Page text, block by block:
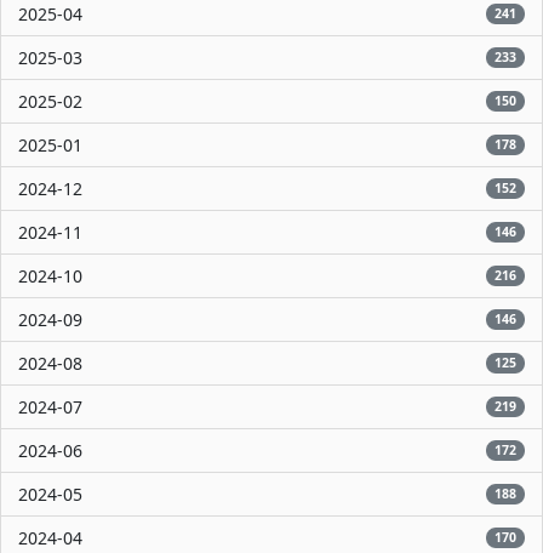
2025-04 241
2025-03 233
2025-02 150
2025-01 178
2024-12 152
2024-11 146
2024-10 216
2024-09 146
2024-08 125
2024-07 219
2024-06 172
2024-05 188
2024-04 170